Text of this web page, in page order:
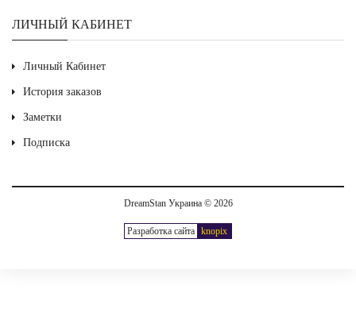
ЛИЧНЫЙ КАБИНЕТ
Личный Кабинет
История заказов
Заметки
Подписка
DreamStan Украина © 2026
Разработка сайта knopix